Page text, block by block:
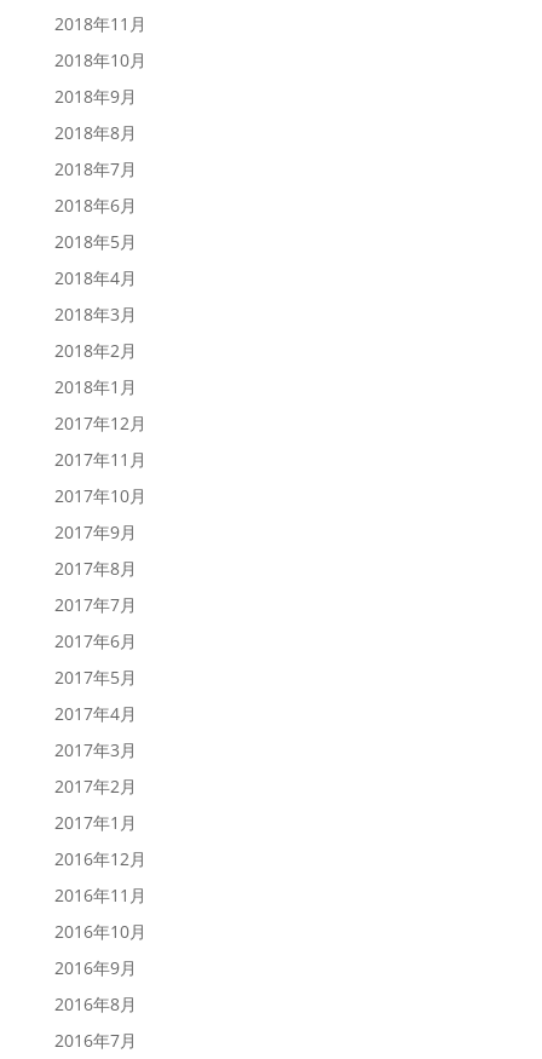
2018年11月
2018年10月
2018年9月
2018年8月
2018年7月
2018年6月
2018年5月
2018年4月
2018年3月
2018年2月
2018年1月
2017年12月
2017年11月
2017年10月
2017年9月
2017年8月
2017年7月
2017年6月
2017年5月
2017年4月
2017年3月
2017年2月
2017年1月
2016年12月
2016年11月
2016年10月
2016年9月
2016年8月
2016年7月